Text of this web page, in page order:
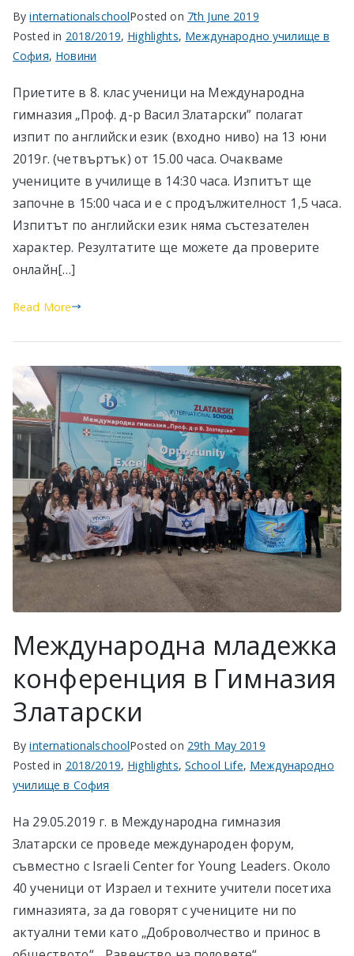
ByinternationalschoolPosted on 7th June 2019
Posted in 2018/2019, Highlights, Международно училище в
София, Новини
Приетите в 8. клас ученици на Международна
гимназия „Проф. д-р Васил Златарски” полагат
изпит по английски език (входно ниво) на 13 юни
2019г. (четвъртък) от 15.00 часа. Очакваме
учениците в училище в 14:30 часа. Изпитът ще
започне в 15:00 часа и е с продължителност 1,5 часа.
Изпитът по английски език няма състезателен
характер. Резултатите ще можете да проверите
онлайн[…]
Read More
Международна младежка
конференция в Гимназия
Златарски
ByinternationalschoolPosted on 29th May 2019
Posted in 2018/2019, Highlights,School Life, Международно
училище в София
На 29.05.2019 г. в Международна гимназия
Златарски се проведе международен форум,
съвместно с Israeli Center for Young Leaders. Около
40 ученици от Израел и техните учители посетиха
гимназията, за да говорят с учениците ни по
актуални теми като „Доброволчество и принос в